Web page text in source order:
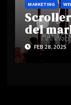
MARKETING
del
FEB 28, 2025